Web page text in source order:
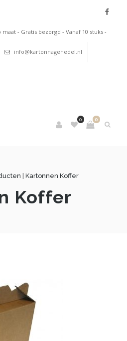
maat - Gratis bezorgd - Vanaf 10 stuks -
info@kartonnagehedel.nl
0
0
Kartonnen Koffer
Koffer